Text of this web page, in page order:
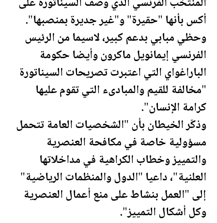
أكس بأنها "حقيرة" و"غير جديرة بمنصبها".
وحظي مبابي بدعم كبير، لاسيما من الرئيس
الفرنسي إيمانويل ماكرون وأيضا حكومة
الباراغواي التي اعتبرت تصريحات السيناتورة
"مخالفة للقيم والمبادىء التي تقوم عليها
كرامة الإنسان".
وذكّر الخيطان بأن "الشخصيات العامة تتحمل
مسؤولية خاصة في مكافحة العنصرية
والتمييز وخطاب الكراهية في مداخلاتها
العلنية"، داعيا "الدول والمنظمات الرياضية"
إلى "العمل بنشاط على منع أعمال العنصرية
وكل أشكال التمييز".